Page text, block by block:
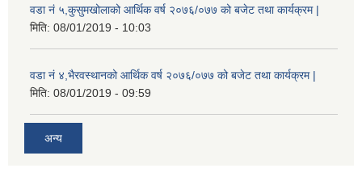
वडा नं ५,कुसुमखोलाको आर्थिक वर्ष २०७६/०७७ को बजेट तथा कार्यक्रम |
मिति: 08/01/2019 - 10:03
वडा नं ४,भैरवस्थानको आर्थिक वर्ष २०७६/०७७ को बजेट तथा कार्यक्रम |
मिति: 08/01/2019 - 09:59
अन्य